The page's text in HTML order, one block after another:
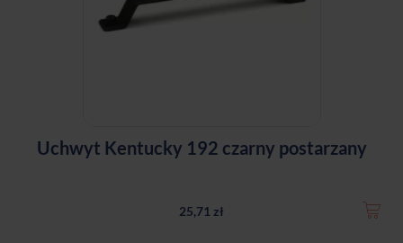
Uchwyt Kentucky 192 czarny postarzany
25,71 zł